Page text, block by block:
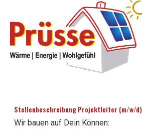
Stellenbeschreibung Projektleiter (m/w/d)
Wir bauen auf Dein Können: